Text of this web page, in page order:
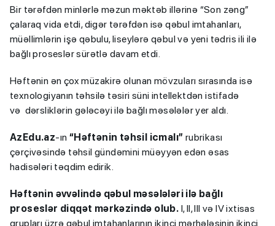
Bir tərəfdən minlərlə məzun məktəb illərinə “Son zəng”
çalaraq vida etdi, digər tərəfdən isə qəbul imtahanları,
müəllimlərin işə qəbulu, liseylərə qəbul və yeni tədris ili ilə
bağlı proseslər sürətlə davam etdi.
Həftənin ən çox müzakirə olunan mövzuları sırasında isə
texnologiyanın təhsilə təsiri süni intellektdən istifadə
və dərsliklərin gələcəyi ilə bağlı məsələlər yer aldı.
AzEdu.az-ın “Həftənin təhsil icmalı” rubrikası
çərçivəsində təhsil gündəmini müəyyən edən əsas
hadisələri təqdim edirik.
Həftənin əvvəlində qəbul məsələləri ilə bağlı
proseslər diqqət mərkəzində olub. I, II, III və IV ixtisas
qrupları üzrə qəbul imtahanlarının ikinci mərhələsinin ikinci